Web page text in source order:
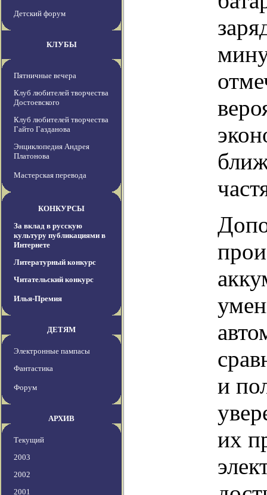
Детский форум
КЛУБЫ
Пятничные вечера
Клуб любителей творчества
Достоевского
Клуб любителей творчества
Гайто Газданова
Энциклопедия Андрея
Платонова
Мастерская перевода
КОНКУРСЫ
За вклад в русскую
культуру публикациями в
Интернете
Литературный конкурс
Читательский конкурс
Илья-Премия
ДЕТЯМ
Электронные пампасы
Фантастика
Форум
АРХИВ
Текущий
2003
2002
2001
и
их